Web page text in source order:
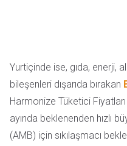
Yurtiçinde ise, gıda, enerji,
bileşenleri dışarıda bırakan
Harmonize Tüketici
ayında beklenenden hızlı
(AMB) için sıkılaşmacı